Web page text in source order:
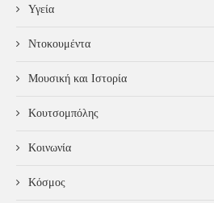
Υγεία
Ντοκουμέντα
Μουσική και Ιστορία
Κουτσομπόλης
Κοινωνία
Κόσμος